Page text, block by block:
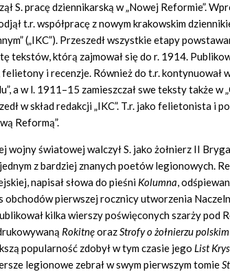
S. pracę dziennikarską w „Nowej Reformie”.
t.r. współpracę z nowym krakowskim
(„IKC”). Przeszedł wszystkie etapy
tekstów, którą zajmował się do r. 1914.
i recenzje. Również do t.r. kontynuował
a w l. 1911–15 zamieszczał swe teksty także w
w skład redakcji „IKC”. T.r. jako felietonista i
Reformą”.
wojny światowej walczył S. jako żołnierz II
z bardziej znanych poetów legionowych.
napisał słowa do pieśni Kolumna,
obchodów pierwszej rocznicy utworzenia
kilka wierszy poświęconych szarży pod
RokitnęorazStrofy ożołnierzu polskim
popularność zdobył w tym czasie jego List
legionowe zebrał w swym pierwszym tomie